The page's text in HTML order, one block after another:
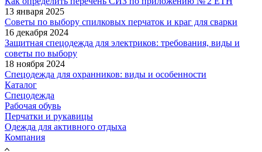
13 января 2025
Советы по выбору спилковых перчаток и краг для сварки
16 декабря 2024
Защитная спецодежда для электриков: требования, виды и
советы по выбору
18 ноября 2024
Спецодежда для охранников: виды и особенности
Каталог
Спецодежда
Рабочая обувь
Перчатки и рукавицы
Одежда для активного отдыха
Компания